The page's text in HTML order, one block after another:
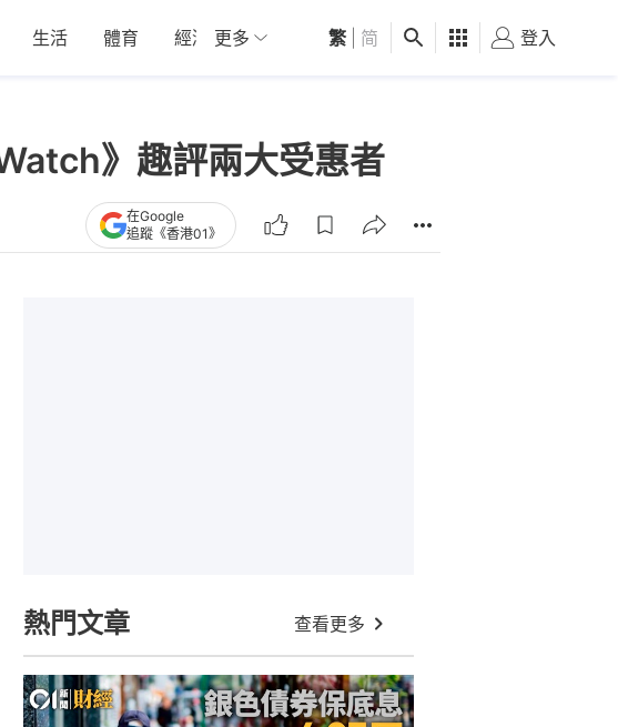
生活 體育 經濟 01深圳 觀點 健康 好食玩飛
更多 繁 简 登入
》趣評兩大受惠者
在Google
追蹤《香港01》
熱門文章 查看更多